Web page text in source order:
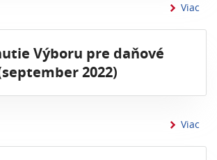
Viac
Výboru pre daňové
2022)
Viac